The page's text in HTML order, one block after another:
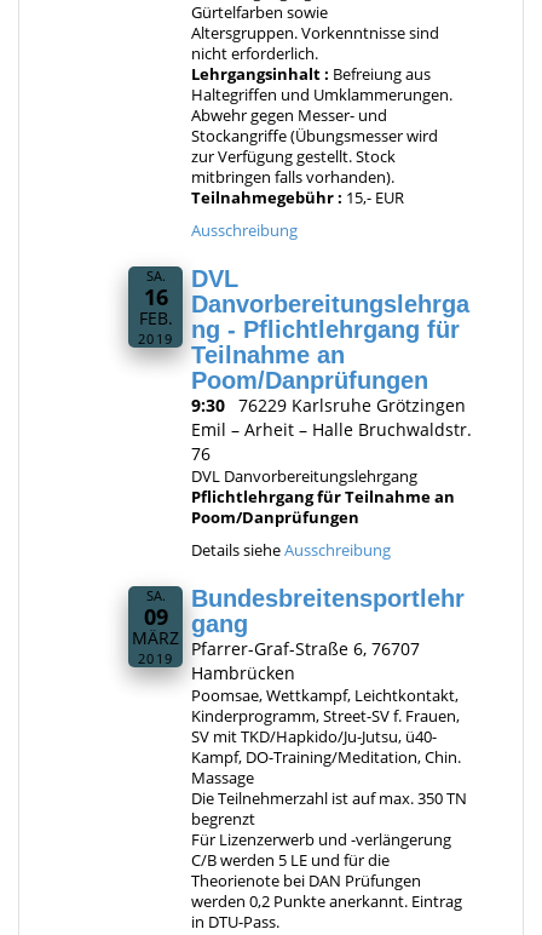
Gürtelfarben sowie
Altersgruppen. Vorkenntnisse sind
nicht erforderlich.
Lehrgangsinhalt : Befreiung aus
Haltegriffen und Umklammerungen.
Abwehr gegen Messer- und
Stockangriffe (Übungsmesser wird
zur Verfügung gestellt. Stock
mitbringen falls vorhanden).
Teilnahmegebühr : 15,- EUR
Ausschreibung
SA.
16
FEB.
2019
DVL
Danvorbereitungslehrga
ng - Pflichtlehrgang für
Teilnahme an
Poom/Danprüfungen
9:30 76229 Karlsruhe Grötzingen
Emil – Arheit – Halle Bruchwaldstr.
76
DVL Danvorbereitungslehrgang
Pflichtlehrgang für Teilnahme an
Poom/Danprüfungen
Details sieheAusschreibung
SA.
09
MÄRZ
2019
Bundesbreitensportlehr
gang
Pfarrer-Graf-Straße 6, 76707
Hambrücken
Poomsae, Wettkampf, Leichtkontakt,
Kinderprogramm, Street-SV f. Frauen,
SV mit TKD/Hapkido/Ju-Jutsu, ü40-
Kampf, DO-Training/Meditation, Chin.
Massage
Die Teilnehmerzahl ist auf max. 350 TN
begrenzt
Für Lizenzerwerb und -verlängerung
C/B werden 5 LE und für die
Theorienote bei DAN Prüfungen
werden 0,2 Punkte anerkannt. Eintrag
in DTU-Pass.